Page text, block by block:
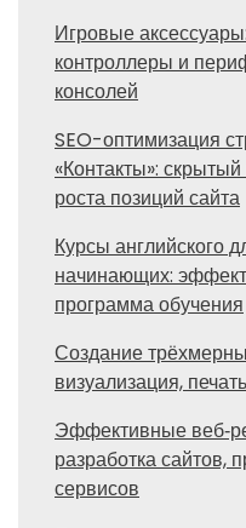
Игровые аксессуары:
контроллеры и
консолей
SEO-оптимизация
«Контакты»:
роста позиций сайта
Курсы английского
начинающих:
программа обучения
Создание
визуализация,
Эффективные
разработка сайтов,
сервисов